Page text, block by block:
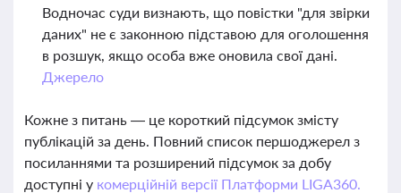
Водночас суди визнають, що повістки "для звірки
даних" не є законною підставою для оголошення
в розшук, якщо особа вже оновила свої дані.
Джерело
Кожне з питань — це короткий підсумок змісту
публікацій за день. Повний список першоджерел з
посиланнями та розширений підсумок за добу
доступні у комерційній версії Платформи LIGA360.